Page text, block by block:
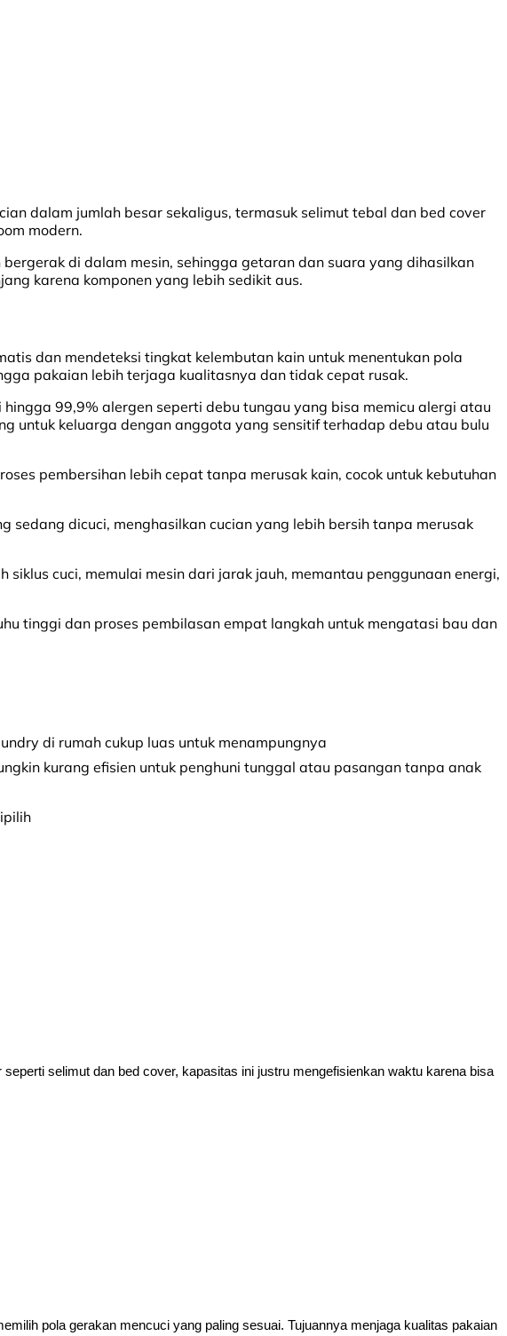
dalam jumlah besar sekaligus, termasuk selimut tebal dan bed cover
modern.
di dalam mesin, sehingga getaran dan suara yang dihasilkan
karena komponen yang lebih sedikit aus.
dan mendeteksi tingkat kelembutan kain untuk menentukan pola
pakaian lebih terjaga kualitasnya dan tidak cepat rusak.
99,9% alergen seperti debu tungau yang bisa memicu alergi atau
untuk keluarga dengan anggota yang sensitif terhadap debu atau bulu
pembersihan lebih cepat tanpa merusak kain, cocok untuk kebutuhan
sedang dicuci, menghasilkan cucian yang lebih bersih tanpa merusak
siklus cuci, memulai mesin dari jarak jauh, memantau penggunaan energi,
tinggi dan proses pembilasan empat langkah untuk mengatasi bau dan
di rumah cukup luas untuk menampungnya
kurang efisien untuk penghuni tunggal atau pasangan tanpa anak
selimut dan bed cover, kapasitas ini justru mengefisienkan waktu karena bisa
pola gerakan mencuci yang paling sesuai. Tujuannya menjaga kualitas pakaian